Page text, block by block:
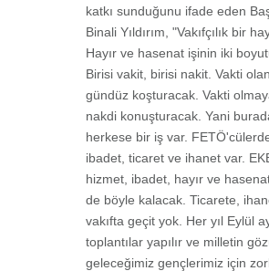
katkı sunduğunu ifade eden
Binali Yıldırım, "Vakıfçılık bir
Hayır ve hasenat işinin iki
Birisi vakit, birisi nakit. Vakti
gündüz koşturacak. Vakti
nakdi konuşturacak. Yani
herkese bir iş var.
ibadet, ticaret ve ihanet var.
hizmet, ibadet, hayır ve
de böyle kalacak. Ticarete,
vakıfta geçit yok. Her yıl Eylül
toplantılar yapılır ve milletin
geleceğimiz gençlerimiz için